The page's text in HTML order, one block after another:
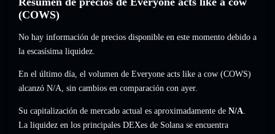
(COWS)
No hay información de precios disponible en este momento debido a
la escasísima liquidez.
En el último día, el volumen de Everyone acts like a cow (COWS)
alcanzó N/A, sin cambios en comparación con ayer.
Su capitalización de mercado actual es aproximadamente de N/A.
La liquidez en los principales DEXes de Solana se encuentra